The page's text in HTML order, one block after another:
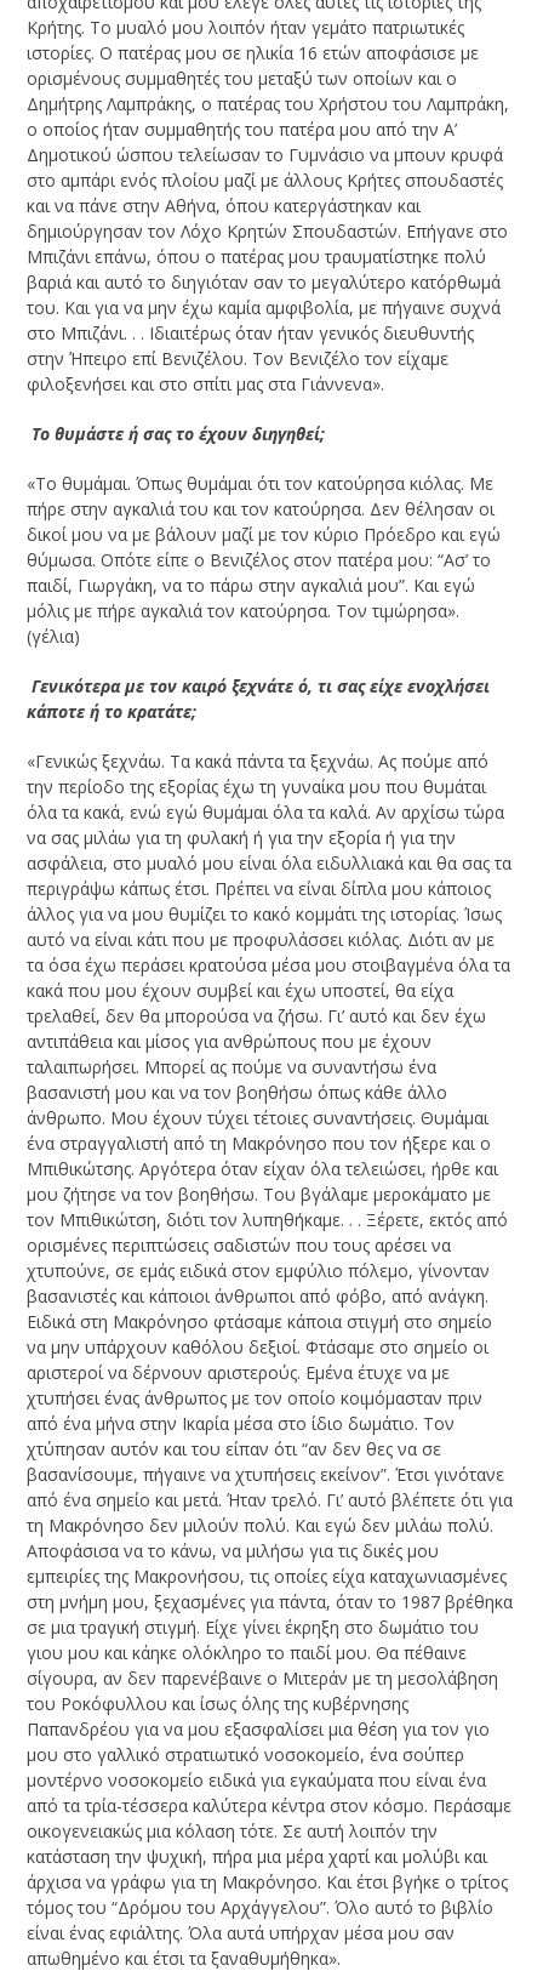
Κρήτης. Το μυαλό μου λοιπόν ήταν γεμάτο πατριωτικές
ιστορίες. Ο πατέρας μου σε ηλικία 16 ετών αποφάσισε με
ορισμένους συμμαθητές του μεταξύ των οποίων και ο
Δημήτρης Λαμπράκης, ο πατέρας του Χρήστου του Λαμπράκη,
ο οποίος ήταν συμμαθητής του πατέρα μου από την Α’
Δημοτικού ώσπου τελείωσαν το Γυμνάσιο να μπουν κρυφά
στο αμπάρι ενός πλοίου μαζί με άλλους Kρήτες σπουδαστές
και να πάνε στην Αθήνα, όπου κατεργάστηκαν και
δημιούργησαν τον Λόχο Κρητών Σπουδαστών. Επήγανε στο
Μπιζάνι επάνω, όπου ο πατέρας μου τραυματίστηκε πολύ
βαριά και αυτό το διηγιόταν σαν το μεγαλύτερο κατόρθωμά
του. Και για να μην έχω καμία αμφιβολία, με πήγαινε συχνά
στο Μπιζάνι. . . Ιδιαιτέρως όταν ήταν γενικός διευθυντής
στην Ήπειρο επί Βενιζέλου. Τον Βενιζέλο τον είχαμε
φιλοξενήσει και στο σπίτι μας στα Γιάννενα».
­ Το θυμάστε ή σας το έχουν διηγηθεί;
«Το θυμάμαι. Όπως θυμάμαι ότι τον κατούρησα κιόλας. Με
πήρε στην αγκαλιά του και τον κατούρησα. Δεν θέλησαν οι
δικοί μου να με βάλουν μαζί με τον κύριο Πρόεδρο και εγώ
θύμωσα. Οπότε είπε ο Βενιζέλος στον πατέρα μου: “Ασ’ το
παιδί, Γιωργάκη, να το πάρω στην αγκαλιά μου”. Και εγώ
μόλις με πήρε αγκαλιά τον κατούρησα. Τον τιμώρησα».
(γέλια)
­ Γενικότερα με τον καιρό ξεχνάτε ό, τι σας είχε ενοχλήσει
κάποτε ή το κρατάτε;
«Γενικώς ξεχνάω. Τα κακά πάντα τα ξεχνάω. Ας πούμε από
την περίοδο της εξορίας έχω τη γυναίκα μου που θυμάται
όλα τα κακά, ενώ εγώ θυμάμαι όλα τα καλά. Αν αρχίσω τώρα
να σας μιλάω για τη φυλακή ή για την εξορία ή για την
ασφάλεια, στο μυαλό μου είναι όλα ειδυλλιακά και θα σας τα
περιγράψω κάπως έτσι. Πρέπει να είναι δίπλα μου κάποιος
άλλος για να μου θυμίζει το κακό κομμάτι της ιστορίας. Ίσως
αυτό να είναι κάτι που με προφυλάσσει κιόλας. Διότι αν με
τα όσα έχω περάσει κρατούσα μέσα μου στοιβαγμένα όλα τα
κακά που μου έχουν συμβεί και έχω υποστεί, θα είχα
τρελαθεί, δεν θα μπορούσα να ζήσω. Γι’ αυτό και δεν έχω
αντιπάθεια και μίσος για ανθρώπους που με έχουν
ταλαιπωρήσει. Μπορεί ας πούμε να συναντήσω ένα
βασανιστή μου και να τον βοηθήσω όπως κάθε άλλο
άνθρωπο. Μου έχουν τύχει τέτοιες συναντήσεις. Θυμάμαι
ένα στραγγαλιστή από τη Μακρόνησο που τον ήξερε και ο
Μπιθικώτσης. Αργότερα όταν είχαν όλα τελειώσει, ήρθε και
μου ζήτησε να τον βοηθήσω. Του βγάλαμε μεροκάματο με
τον Μπιθικώτση, διότι τον λυπηθήκαμε. . . Ξέρετε, εκτός από
ορισμένες περιπτώσεις σαδιστών που τους αρέσει να
χτυπούνε, σε εμάς ειδικά στον εμφύλιο πόλεμο, γίνονταν
βασανιστές και κάποιοι άνθρωποι από φόβο, από ανάγκη.
Ειδικά στη Μακρόνησο φτάσαμε κάποια στιγμή στο σημείο
να μην υπάρχουν καθόλου δεξιοί. Φτάσαμε στο σημείο οι
αριστεροί να δέρνουν αριστερούς. Εμένα έτυχε να με
χτυπήσει ένας άνθρωπος με τον οποίο κοιμόμασταν πριν
από ένα μήνα στην Ικαρία μέσα στο ίδιο δωμάτιο. Τον
χτύπησαν αυτόν και του είπαν ότι “αν δεν θες να σε
βασανίσουμε, πήγαινε να χτυπήσεις εκείνον”. Έτσι γινότανε
από ένα σημείο και μετά. Ήταν τρελό. Γι’ αυτό βλέπετε ότι για
τη Μακρόνησο δεν μιλούν πολύ. Και εγώ δεν μιλάω πολύ.
Αποφάσισα να το κάνω, να μιλήσω για τις δικές μου
εμπειρίες της Μακρονήσου, τις οποίες είχα καταχωνιασμένες
στη μνήμη μου, ξεχασμένες για πάντα, όταν το 1987 βρέθηκα
σε μια τραγική στιγμή. Είχε γίνει έκρηξη στο δωμάτιο του
γιου μου και κάηκε ολόκληρο το παιδί μου. Θα πέθαινε
σίγουρα, αν δεν παρενέβαινε ο Μιτεράν με τη μεσολάβηση
του Ροκόφυλλου­ και ίσως όλης της κυβέρνησης
Παπανδρέου για να μου εξασφαλίσει μια θέση για τον γιο
μου στο γαλλικό στρατιωτικό νοσοκομείο, ένα σούπερ
μοντέρνο νοσοκομείο ειδικά για εγκαύματα που είναι ένα
από τα τρία-τέσσερα καλύτερα κέντρα στον κόσμο. Περάσαμε
οικογενειακώς μια κόλαση τότε. Σε αυτή λοιπόν την
κατάσταση την ψυχική, πήρα μια μέρα χαρτί και μολύβι και
άρχισα να γράφω για τη Μακρόνησο. Και έτσι βγήκε ο τρίτος
τόμος του “Δρόμου του Αρχάγγελου”. Όλο αυτό το βιβλίο
είναι ένας εφιάλτης. Όλα αυτά υπήρχαν μέσα μου σαν
απωθημένο και έτσι τα ξαναθυμήθηκα».